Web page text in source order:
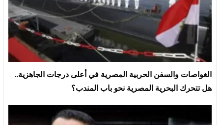
الغواصات والسفن الحربية المصرية في أعلى درجات الجاهزية..
هل تتحرك البحرية المصرية نحو باب المندب؟